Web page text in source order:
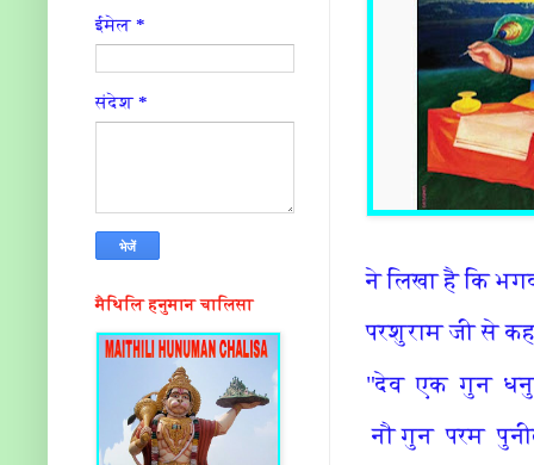
ने लिखा है कि
परशुराम जी से
"देव एक गुन
नौ गुन परम
ईमेल*
संदेश*
मैथिलि हनुमान चालिसा